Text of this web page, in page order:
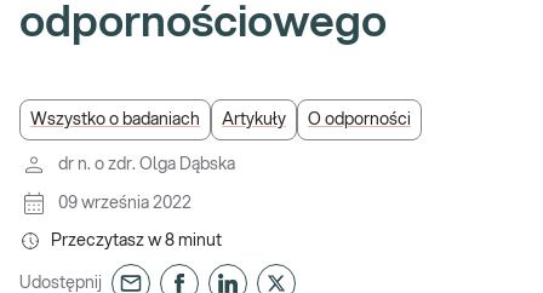
odpornościowego
Wszystko o badaniach Artykuły O odporności
dr n. o zdr. Olga Dąbska
09 września 2022
Przeczytasz w 8 minut
Udostępnij